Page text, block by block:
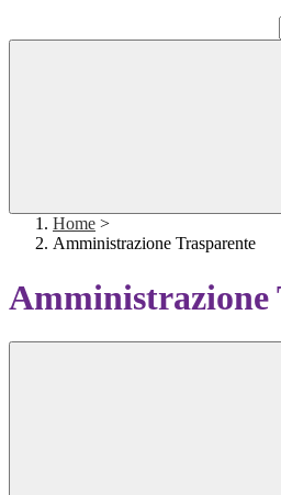
Home >
Amministrazione Trasparente
Amministrazione